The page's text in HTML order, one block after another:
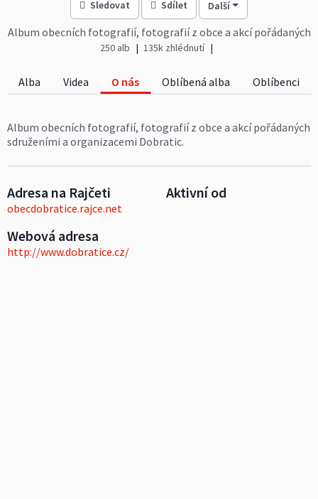
Sledovat Sdílet Další
Album obecních fotografií, fotografií z obce a akcí pořádaných
sdruženími a organizacemi Dobratic.
250 alb 135k zhlédnutí
Alba Videa O nás Oblíbená alba Oblíbenci
Album obecních fotografií, fotografií z obce a akcí pořádaných
sdruženími a organizacemi Dobratic.
Adresa na Rajčeti
obecdobratice.rajce.net
Aktivní od
Webová adresa
http://www.dobratice.cz/